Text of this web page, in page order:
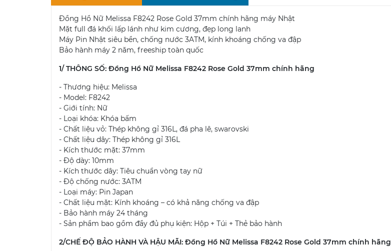
Đồng Hồ Nữ Melissa F8242 Rose Gold 37mm chính hãng máy Nhật
Mặt full đá khối lấp lánh như kim cương, đẹp long lanh
Máy Pin Nhật siêu bền, chống nước 3ATM, kính khoáng chống va đập
Bảo hành máy 2 năm, freeship toàn quốc
1/ THÔNG SỐ: Đồng Hồ Nữ Melissa F8242 Rose Gold 37mm chính hãng
- Thương hiệu: Melissa
- Model: F8242
- Giới tính: Nữ
- Loại khóa: Khóa bấm
- Chất liệu vỏ: Thép không gỉ 316L, đá pha lê, swarovski
- Chất liệu dây: Thép không gỉ 316L
- Kích thước mặt: 37mm
- Độ dày: 10mm
- Kích thước dây: Tiêu chuẩn vòng tay nữ
- Độ chống nước: 3ATM
- Loại máy: Pin Japan
- Chất liệu mặt: Kính khoáng – có khả năng chống va đập
- Bảo hành máy 24 tháng
- Sản phẩm bao gồm đầy đủ phụ kiện: Hộp + Túi + Thẻ bảo hành
2/CHẾ ĐỘ BẢO HÀNH VÀ HẬU MÃI: Đồng Hồ Nữ Melissa F8242 Rose Gold 37mm chính hãng